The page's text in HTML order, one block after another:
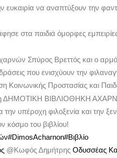
ευκαιρία να αναπτύξουν την
στα παιδιά όμορφες
Σπύρος Βρεττός και ο
που ενισχύουν την
Κοινωνικής Προστασίας και
ΔΗΜΟΤΙΚΗ ΒΙΒΛΙΟΘΗΚΗ
την υπέροχη φιλοξενία και την
κόσμο του βιβλίου!
#DimosAcharnon#Βιβλίο
@Κωφός Δημήτρης Οδυσσέας